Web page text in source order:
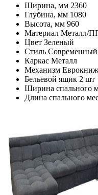
Ширина, мм 2360
Глубина, мм 1080
Высота, мм 960
Материал Металл/
Цвет Зеленый
Стиль Современный
Каркас Металл
Механизм
Бельевой ящик 2 шт
Ширина спального
Длина спального